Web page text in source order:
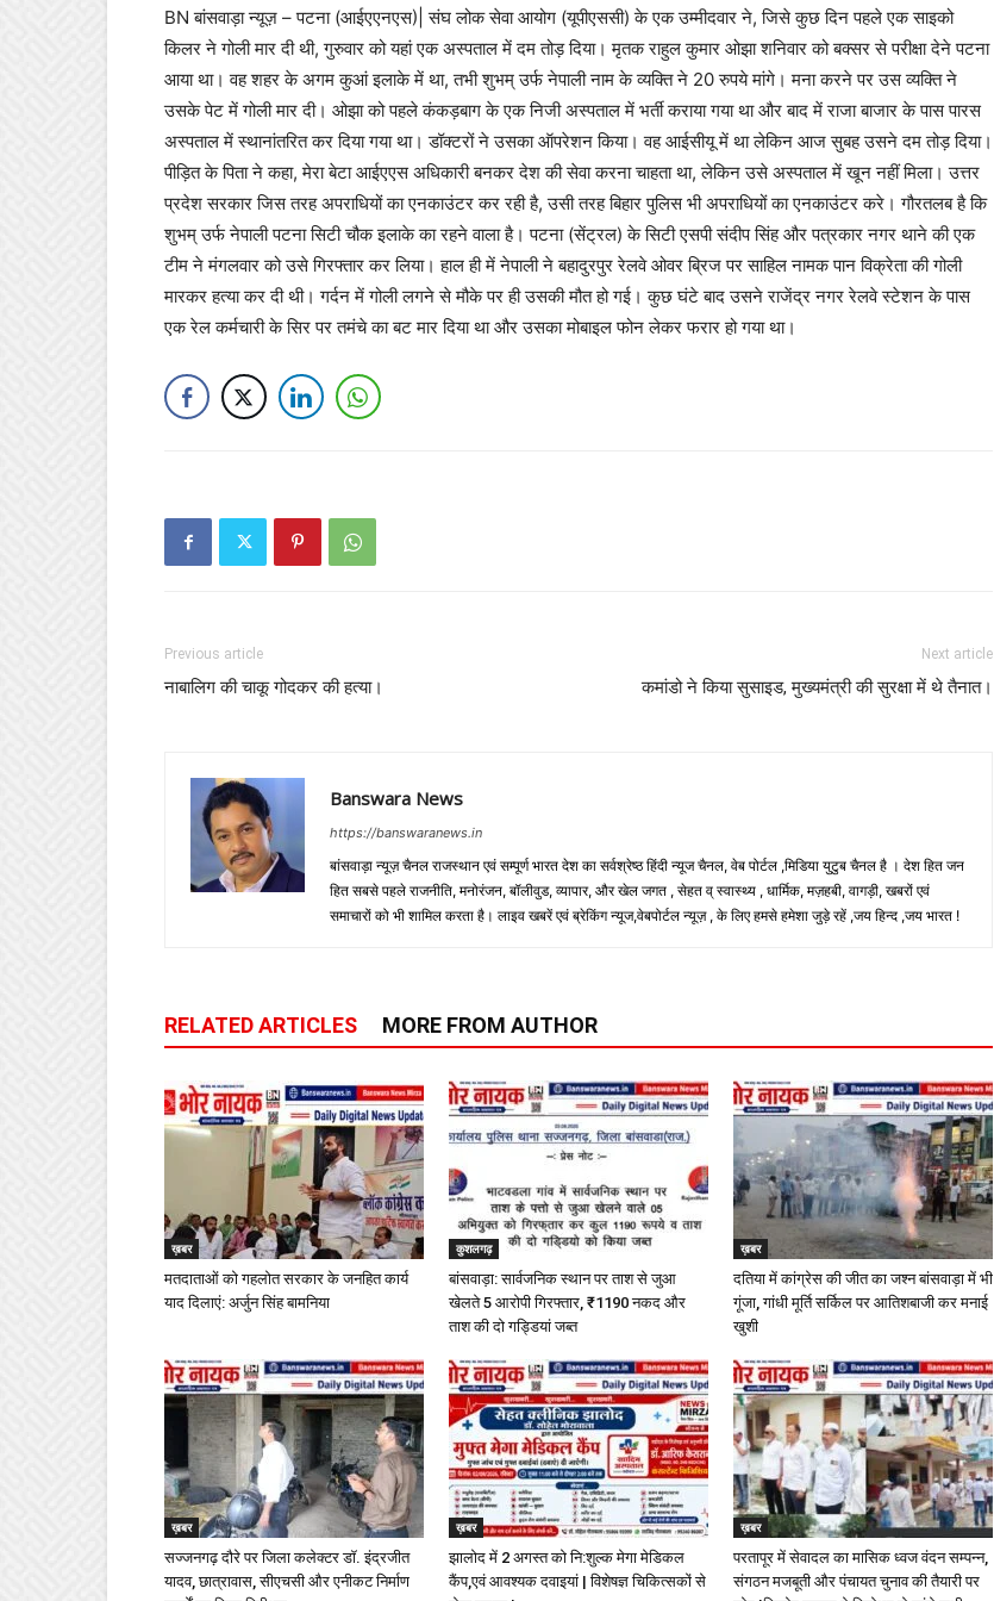
BN बांसवाड़ा न्यूज़ – पटना (आईएएनएस)| संघ लोक सेवा आयोग (यूपीएससी) के एक उम्मीदवार ने, जिसे कुछ दिन पहले एक साइको
किलर ने गोली मार दी थी, गुरुवार को यहां एक अस्पताल में दम तोड़ दिया। मृतक राहुल कुमार ओझा शनिवार को बक्सर से परीक्षा देने पटना
आया था। वह शहर के अगम कुआं इलाके में था, तभी शुभम् उर्फ नेपाली नाम के व्यक्ति ने 20 रुपये मांगे। मना करने पर उस व्यक्ति ने
उसके पेट में गोली मार दी। ओझा को पहले कंकड़बाग के एक निजी अस्पताल में भर्ती कराया गया था और बाद में राजा बाजार के पास पारस
अस्पताल में स्थानांतरित कर दिया गया था। डॉक्टरों ने उसका ऑपरेशन किया। वह आईसीयू में था लेकिन आज सुबह उसने दम तोड़ दिया।
पीड़ित के पिता ने कहा, मेरा बेटा आईएएस अधिकारी बनकर देश की सेवा करना चाहता था, लेकिन उसे अस्पताल में खून नहीं मिला। उत्तर
प्रदेश सरकार जिस तरह अपराधियों का एनकाउंटर कर रही है, उसी तरह बिहार पुलिस भी अपराधियों का एनकाउंटर करे। गौरतलब है कि
शुभम् उर्फ नेपाली पटना सिटी चौक इलाके का रहने वाला है। पटना (सेंट्रल) के सिटी एसपी संदीप सिंह और पत्रकार नगर थाने की एक
टीम ने मंगलवार को उसे गिरफ्तार कर लिया। हाल ही में नेपाली ने बहादुरपुर रेलवे ओवर ब्रिज पर साहिल नामक पान विक्रेता की गोली
मारकर हत्या कर दी थी। गर्दन में गोली लगने से मौके पर ही उसकी मौत हो गई। कुछ घंटे बाद उसने राजेंद्र नगर रेलवे स्टेशन के पास
एक रेल कर्मचारी के सिर पर तमंचे का बट मार दिया था और उसका मोबाइल फोन लेकर फरार हो गया था।
Previous article
नाबालिग की चाकू गोदकर की हत्या।
Next article
कमांडो ने किया सुसाइड, मुख्यमंत्री की सुरक्षा में थे तैनात।
Banswara News
https://banswaranews.in
बांसवाड़ा न्यूज़ चैनल राजस्थान एवं सम्पूर्ण भारत देश का सर्वश्रेष्ठ हिंदी न्‍यूज चैनल, वेब पोर्टल ,मिडिया युटुब चैनल है । देश हित जन
हित सबसे पहले राजनीति, मनोरंजन, बॉलीवुड, व्यापार, और खेल जगत , सेहत व् स्वास्थ्य , धार्मिक, मज़हबी, वागड़ी, खबरों एवं
समाचारों को भी शामिल करता है। लाइव खबरें एवं ब्रेकिंग न्यूज,वेबपोर्टल न्यूज़ , के लिए हमसे हमेशा जुड़े रहें ,जय हिन्द ,जय भारत !
RELATED ARTICLES MORE FROM AUTHOR
ख़बर
मतदाताओं को गहलोत सरकार के जनहित कार्य
याद दिलाएं: अर्जुन सिंह बामनिया
कुशलगढ़
बांसवाड़ा: सार्वजनिक स्थान पर ताश से जुआ
खेलते 5 आरोपी गिरफ्तार, ₹1190 नकद और
ताश की दो गड्डियां जब्त
ख़बर
दतिया में कांग्रेस की जीत का जश्न बांसवाड़ा में भी
गूंजा, गांधी मूर्ति सर्किल पर आतिशबाजी कर मनाई
खुशी
ख़बर
सज्जनगढ़ दौरे पर जिला कलेक्टर डॉ. इंद्रजीत
यादव, छात्रावास, सीएचसी और एनीकट निर्माण
ख़बर
झालोद में 2 अगस्त को नि:शुल्क मेगा मेडिकल
कैंप,एवं आवश्यक दवाइयां | विशेषज्ञ चिकित्सकों से
ख़बर
परतापूर में सेवादल का मासिक ध्वज वंदन सम्पन्न,
संगठन मजबूती और पंचायत चुनाव की तैयारी पर